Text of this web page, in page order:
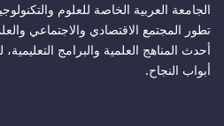
الجامعة العربية الخاصة للعلوم
تطور المجتمع الاقتصادي والاجتماعي
أحدث المناهج العلمية والبرامج التعليمية،
أبواب النجاح.